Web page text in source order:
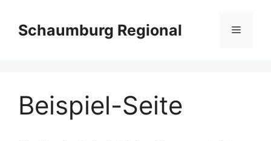
Inhalt
springenSchaumburg Regional Menü
Beispiel-Seite